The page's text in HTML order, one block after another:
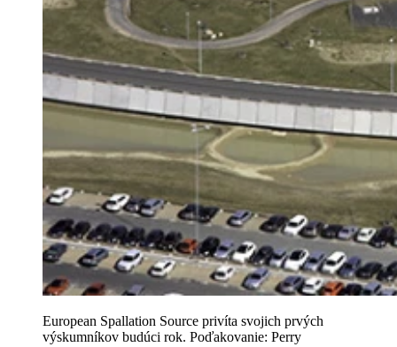
European Spallation Source privíta svojich prvých
výskumníkov budúci rok. Poďakovanie: Perry